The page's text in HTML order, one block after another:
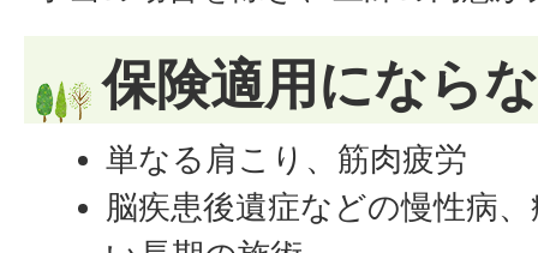
保険適用になら
単なる肩こり、筋肉疲労
脳疾患後遺症などの慢性病